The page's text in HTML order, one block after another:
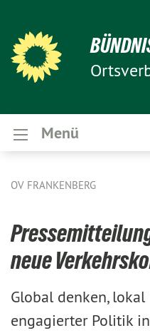
Menü
OV FRANKENBERG
neue
Global denken,
engagierter Politik